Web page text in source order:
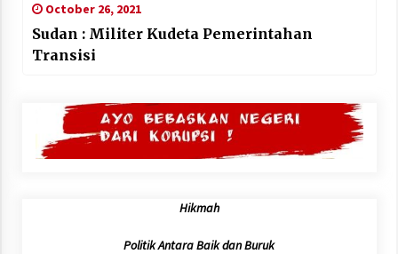
October 26, 2021
Sudan : Militer Kudeta Pemerintahan
Transisi
Hikmah
Politik Antara Baik dan Buruk